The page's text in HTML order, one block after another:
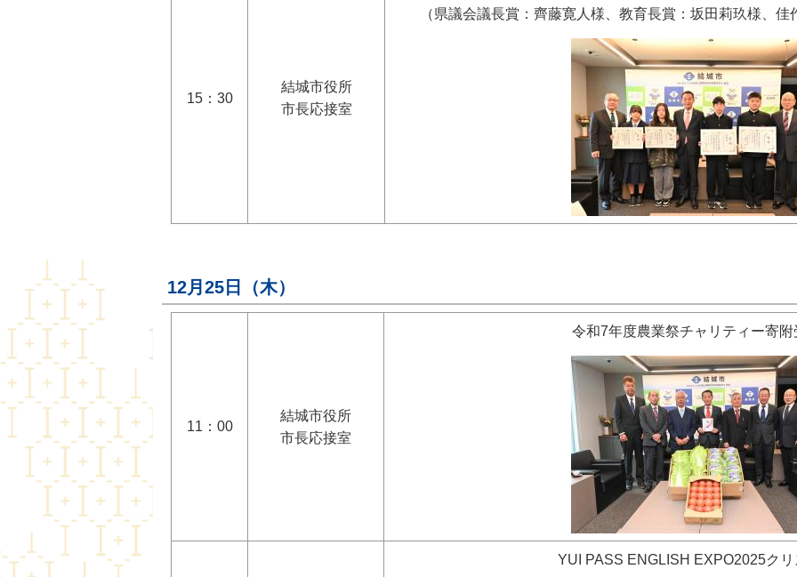
15：30
結城市役所
市長応接室
（県議会議長賞：齊藤寛人様、教育長賞：坂田莉玖様、
12月25日（木）
11：00
結城市役所
市長応接室
令和7年度農業祭チャリティー寄附
YUI PASS ENGLISH EXPO2025ク